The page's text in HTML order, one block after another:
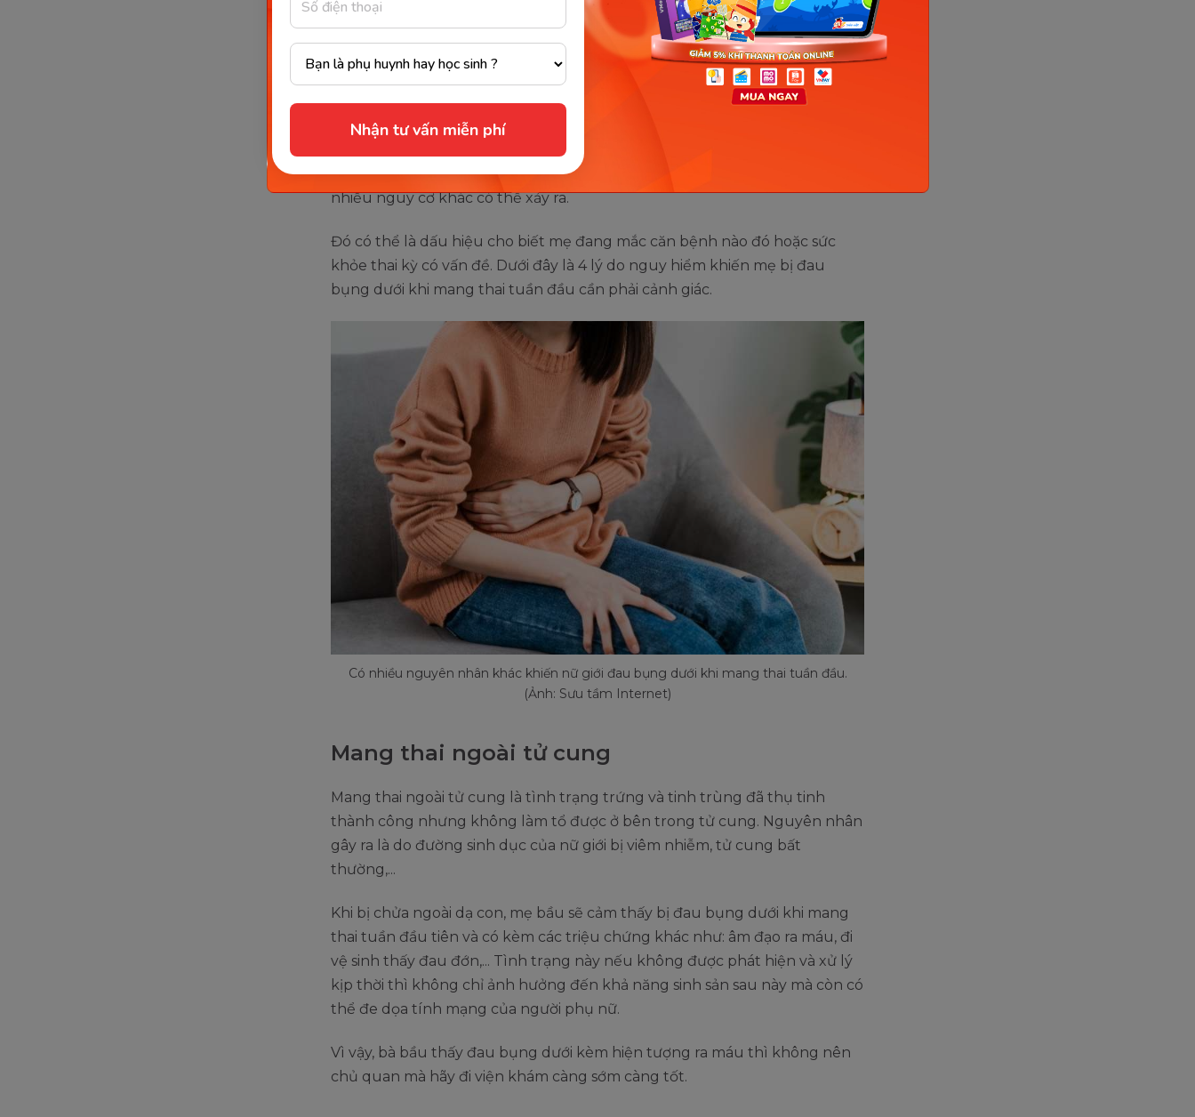
Nhận tư vấn miễn phí
Những nguy hiểm khi mẹ bị đau bụng dưới
cần cảnh giác
Đau bụng dưới khi mang thai tuần đầu là dấu hiệu báo thai rất điển hình
và chính xác. Tuy nhiên vẫn có không ít bà bầu lo lắng thai nhi gặp nguy
hiểm. Trên thực tế lo lắng đó hoàn toàn không sai. Theo các bác sĩ sản
khoa, ngoài dấu hiệu báo thai thì triệu chứng đau bụng dưới còn cảnh báo
nhiều nguy cơ khác có thể xảy ra.
Đó có thể là dấu hiệu cho biết mẹ đang mắc căn bệnh nào đó hoặc sức
khỏe thai kỳ có vấn đề. Dưới đây là 4 lý do nguy hiểm khiến mẹ bị đau
bụng dưới khi mang thai tuần đầu cần phải cảnh giác.
Có nhiều nguyên nhân khác khiến nữ giới đau bụng dưới khi mang thai tuần đầu.
(Ảnh: Sưu tầm Internet)
Mang thai ngoài tử cung
Mang thai ngoài tử cung là tình trạng trứng và tinh trùng đã thụ tinh
thành công nhưng không làm tổ được ở bên trong tử cung. Nguyên nhân
gây ra là do đường sinh dục của nữ giới bị viêm nhiễm, tử cung bất
thường,...
Khi bị chửa ngoài dạ con, mẹ bầu sẽ cảm thấy bị đau bụng dưới khi mang
thai tuần đầu tiên và có kèm các triệu chứng khác như: âm đạo ra máu, đi
vệ sinh thấy đau đớn,... Tình trạng này nếu không được phát hiện và xử lý
kịp thời thì không chỉ ảnh hưởng đến khả năng sinh sản sau này mà còn có
thể đe dọa tính mạng của người phụ nữ.
Vì vậy, bà bầu thấy đau bụng dưới kèm hiện tượng ra máu thì không nên
chủ quan mà hãy đi viện khám càng sớm càng tốt.